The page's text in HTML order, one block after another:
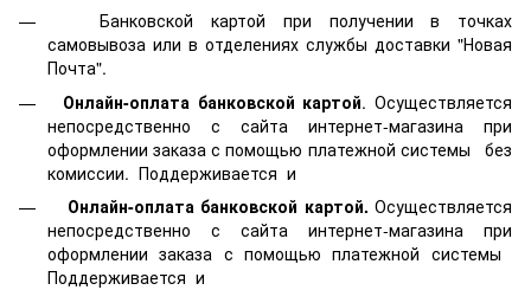
Банковской картой при получении в точках
самовывоза или в отделениях службы доставки "Новая
Почта".
Онлайн-оплата банковской картой. Осуществляется
непосредственно с сайта интернет-магазина при
оформлении заказа с помощью платежной системы
без
комиссии. Поддерживается и
Онлайн-оплата банковской картой. Осуществляется
непосредственно с сайта интернет-магазина при
оформлении заказа с помощью платежной системы
Поддерживается и